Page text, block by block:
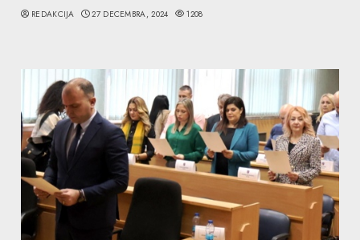
REDAKCIJA 27 DECEMBRA, 2024 1208